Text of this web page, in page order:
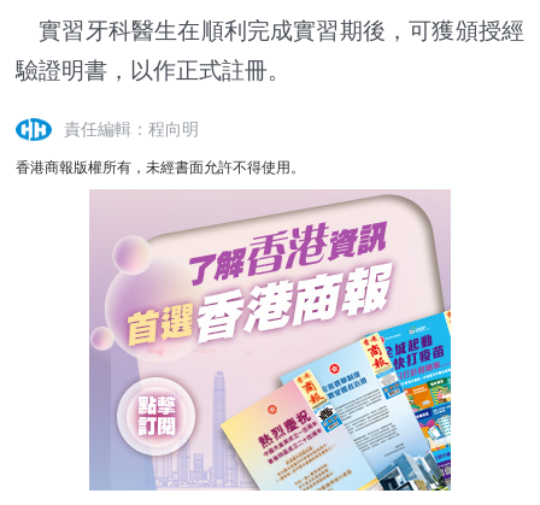
實習牙科醫生在順利完成實習期後，可獲頒授經
驗證明書，以作正式註冊。
責任編輯：程向明
香港商報版權所有，未經書面允許不得使用。